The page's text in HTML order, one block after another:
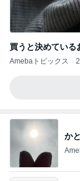
買うと決めている
Amebaトピックス
か